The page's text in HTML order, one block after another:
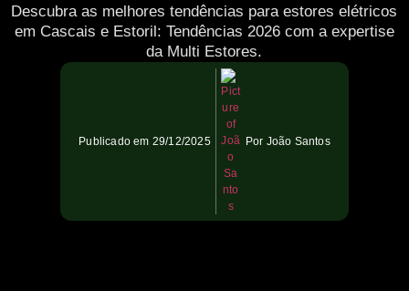
Descubra as melhores tendências para estores elétricos
em Cascais e Estoril: Tendências 2026 com a expertise
da Multi Estores.
Publicado em 29/12/2025 Por João Santos